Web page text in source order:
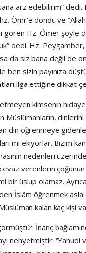
arz edebilirim” dedi.
döndü ve “Allah
gören Hz. Ömer şöyle
dedi. Hz. Peygamber,
da siz bana değil de
sizin payınıza
ilga ettiğine dikkat
kimsenin
Müslümanların,
din öğrenmeye
mı ekiyorlar. Bizim
nedenleri
cevaz verenlerin
bir üslup olamaz.
İslâm öğrenmek
kalan kaç kişi
İnanç
nehyetmiştir: